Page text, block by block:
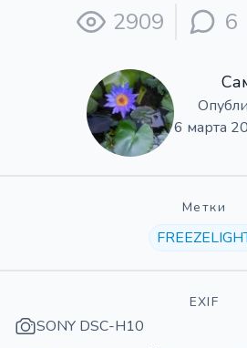
2909 6
6 марта
Метки
EXIF
SONY DSC-H10